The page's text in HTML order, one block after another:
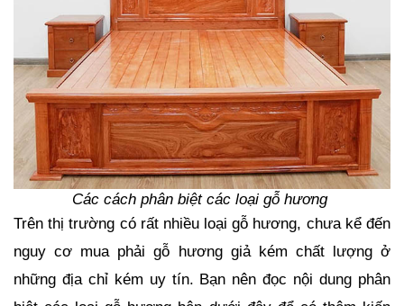
Các cách phân biệt các loại gỗ hương
Trên thị trường có rất nhiều loại gỗ hương, chưa kể đến
nguy cơ mua phải gỗ hương giả kém chất lượng ở
những địa chỉ kém uy tín. Bạn nên đọc nội dung phân